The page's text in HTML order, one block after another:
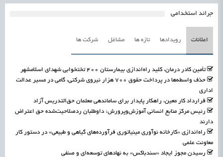
جرائد استخدامی
اعلانات رویدادها تازه ها مشاغل شرکت ها
تأمین کادر درمان، کلید راه‌اندازی بیمارستان ۴۰۰ تختخوابی شهدای اسلامشهر
حذف واسطه‌ها در پرداخت حقوق ۷۰۰ هزار نیروی شرکتی، گامی در مسیر عدالت
اداری
قرارداد کار معین، راهکار پایدار برای ساماندهی معلمان حق‌التدریس آزاد
رئیس مرکز منابع انسانی آموزش‌وپرورش: داوطلبان ردصلاحیت‌شده حق اعتراض
دارند
راه‌اندازی «کارخانه نوآوری مینیاتوری فرآورده‌های گیاهی و طبیعی» در دستور کار
معاونت علمی
رسیدن مجوز ایجاد «سندباکس» به نهادهای توسعه‌ای و صنفی